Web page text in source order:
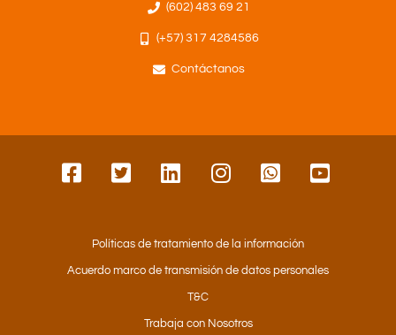
(602) 483 69 21
(+57) 317 4284586
Contáctanos
Políticas de tratamiento de la información
Acuerdo marco de transmisión de datos personales
T&C
Trabaja con Nosotros